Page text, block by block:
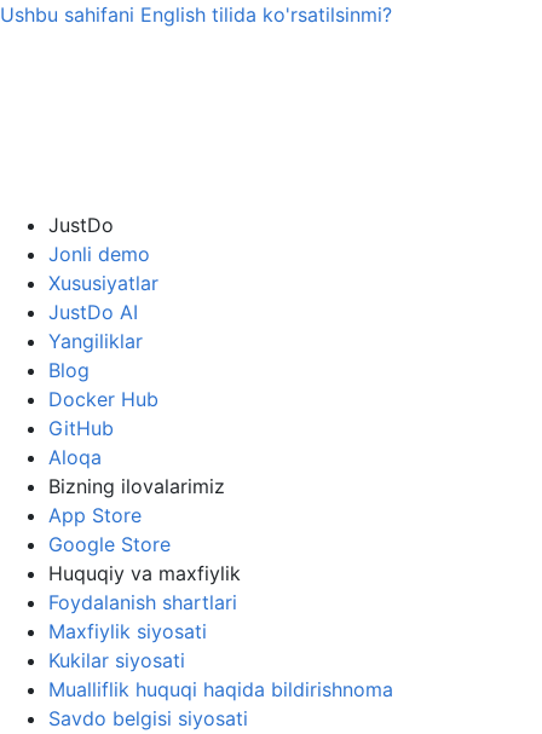
Ushbu sahifani English tilida ko'rsatilsinmi?
JustDo
Jonli demo
Xususiyatlar
JustDo AI
Yangiliklar
Blog
Docker Hub
GitHub
Aloqa
Bizning ilovalarimiz
App Store
Google Store
Huquqiy va maxfiylik
Foydalanish shartlari
Maxfiylik siyosati
Kukilar siyosati
Mualliflik huquqi haqida bildirishnoma
Savdo belgisi siyosati